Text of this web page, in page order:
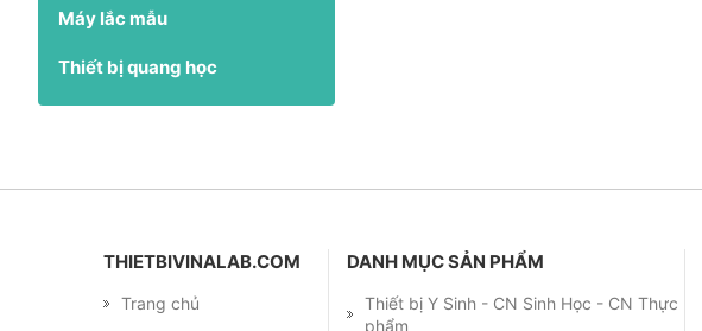
Máy lắc mẫu
Thiết bị quang học
THIETBIVINALAB.COM
Trang chủ
DANH MỤC SẢN PHẨM
Thiết bị Y Sinh - CN Sinh Học - CN Thực
phẩm